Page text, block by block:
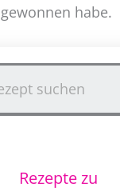
habe.
Rezepte zu